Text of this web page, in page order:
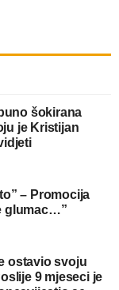
šokirana
je Kristijan
– Promocija
glumac…”
ostavio svoju
9 mjeseci je